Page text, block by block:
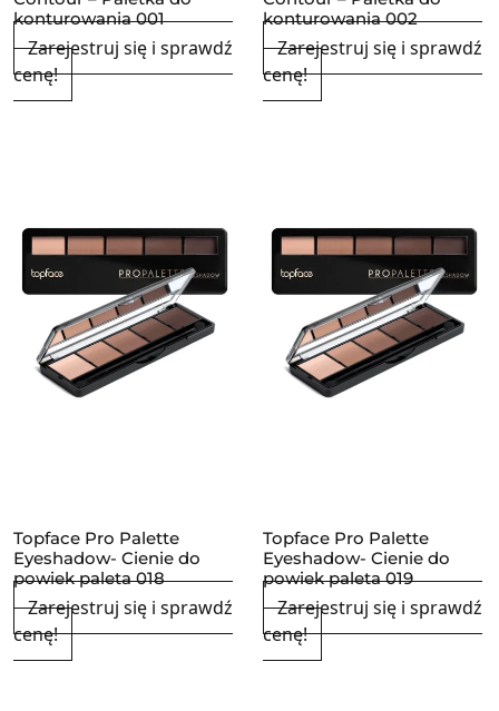
konturowania 001
Zarejestruj się i sprawdź
cenę!
konturowania 002
Zarejestruj się i sprawdź
cenę!
Topface Pro Palette
Eyeshadow- Cienie do
powiek paleta 018
Zarejestruj się i sprawdź
cenę!
Topface Pro Palette
Eyeshadow- Cienie do
powiek paleta 019
Zarejestruj się i sprawdź
cenę!